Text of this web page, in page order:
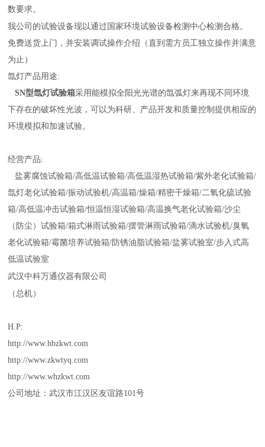
数要求。
我公司的试验设备现以通过国家环境试验设备检测中心检测合格。
免费送货上门，并安装调试操作介绍（直到需方员工独立操作并满意
为止）
氙灯产品用途:
SN型氙灯试验箱采用能模拟全阳光光谱的氙弧灯来再现不同环境
下存在的破坏性光波，可以为科研、产品开发和质量控制提供相应的
环境模拟和加速试验。
经营产品:
盐雾腐蚀试验箱/高低温试验箱/高低温湿热试验箱/紫外老化试验箱/
氙灯老化试验箱/振动试验机/高温箱/燥箱/精密干燥箱/二氧化硫试验
箱/高低温冲击试验箱/恒温恒湿试验箱/高温换气老化试验箱/沙尘
（ 防尘 ）试验箱/箱式淋雨试验箱/摆管淋雨试验箱/滴水试验机/臭氧
老化试验箱/霉菌培养试验箱/防锈油脂试验箱/盐雾试验室/步入式高
低温试验室
武汉中科万通仪器有限公司
（总机）
H.P:
http://www.hbzkwt.com
http://www.zkwtyq.com
http://www.whzkwt.com
公司地址：武汉市江汉区友谊路101号